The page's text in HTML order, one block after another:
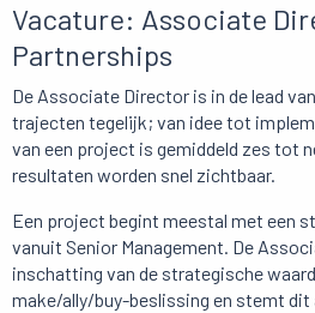
Vacature: Associate
Partnerships
De Associate Director is in de lead
trajecten tegelijk; van idee tot
van een project is gemiddeld zes tot
resultaten worden snel zichtbaar.
Een project begint meestal met een
vanuit Senior Management. De
inschatting van de strategische
make/ally/buy-beslissing en stemt dit